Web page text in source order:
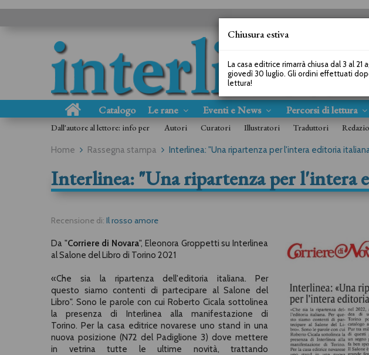
Catalogo Le rane Eventi e News Percorsi di lettura
Dall'autore al lettore: info per Autori Curatori Illustratori Traduttori
Home Rassegna stampa Interlinea: "Una ripartenza per l'intera editoria
Interlinea: "Una ripartenza per l'intera
Recensione di: Il rosso amore
Da "Corriere di Novara", Eleonora Groppetti su Interlinea
al Salone del Libro di Torino 2021
«Che sia la ripartenza dell'editoria italiana. Per
questo siamo contenti di partecipare al Salone del
Libro". Sono le parole con cui Roberto Cicala sottolinea
la presenza di Interlinea alla manifestazione di
Torino. Per la casa editrice novarese uno stand in una
nuova posizione (N72 del Padiglione 3) dove mettere
in vetrina tutte le ultime novità, trattando
Chiusura estiva
La casa editrice rimarrà chiusa dal 3 al
giovedì 30 luglio. Gli ordini effettuati
lettura!